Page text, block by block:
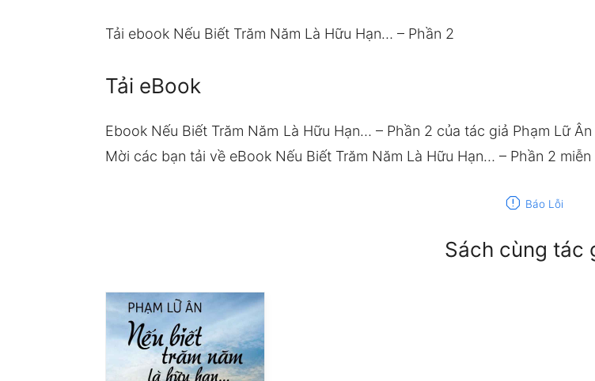
Tải ebook Nếu Biết Trăm Năm Là Hữu Hạn… – Phần 2
Tải eBook
Ebook Nếu Biết Trăm Năm Là Hữu Hạn… – Phần 2 của tác giả Phạm Lữ
Mời các bạn tải về eBook Nếu Biết Trăm Năm Là Hữu Hạn… – Phần 2
report Báo Lỗi
Sách cùng tác